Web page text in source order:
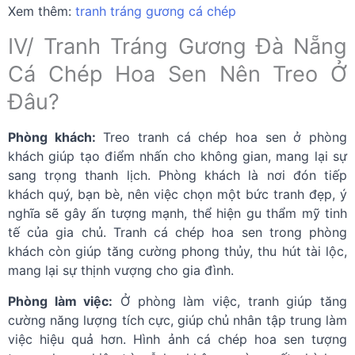
Xem thêm: tranh tráng gương cá chép
IV/ Tranh Tráng Gương Đà Nẵng
Cá Chép Hoa Sen Nên Treo Ở
Đâu?
Phòng khách: Treo tranh cá chép hoa sen ở phòng
khách giúp tạo điểm nhấn cho không gian, mang lại sự
sang trọng thanh lịch. Phòng khách là nơi đón tiếp
khách quý, bạn bè, nên việc chọn một bức tranh đẹp, ý
nghĩa sẽ gây ấn tượng mạnh, thể hiện gu thẩm mỹ tinh
tế của gia chủ. Tranh cá chép hoa sen trong phòng
khách còn giúp tăng cường phong thủy, thu hút tài lộc,
mang lại sự thịnh vượng cho gia đình.
Phòng làm việc: Ở phòng làm việc, tranh giúp tăng
cường năng lượng tích cực, giúp chủ nhân tập trung làm
việc hiệu quả hơn. Hình ảnh cá chép hoa sen tượng